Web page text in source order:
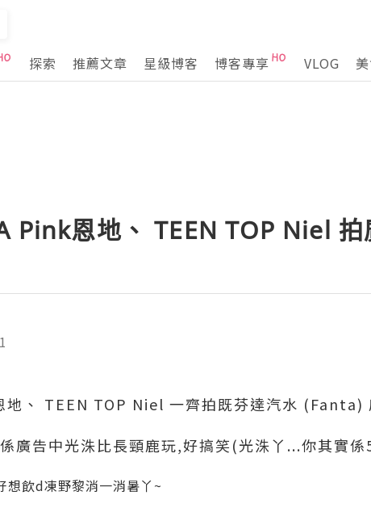
探索 推薦文章 星級博客 博客專享 VLOG
Pink恩地、 TEEN TOP Niel 拍
地、 TEEN TOP Niel 一齊拍既芬達汽水 (Fanta)
廣告中光洙比長頸鹿玩,好搞笑(光洙丫...你其實
想飲d凍野黎消一消暑丫~